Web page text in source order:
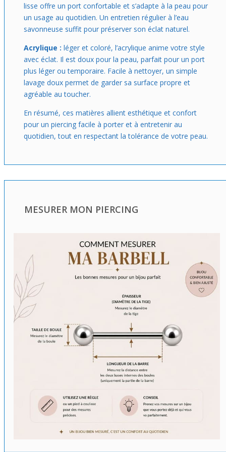
lisse offre un port confortable et s’adapte à la peau pour
un usage au quotidien. Un entretien régulier à l’eau
savonneuse suffit pour préserver son éclat naturel.
Acrylique : léger et coloré, l’acrylique anime votre style
avec éclat. Il est doux pour la peau, parfait pour un port
plus léger ou temporaire. Facile à nettoyer, un simple
lavage doux permet de garder sa surface propre et
agréable au toucher.
En résumé, ces matières allient esthétique et confort
pour un piercing facile à porter et à entretenir au
quotidien, tout en respectant la tolérance de votre peau.
MESURER MON PIERCING